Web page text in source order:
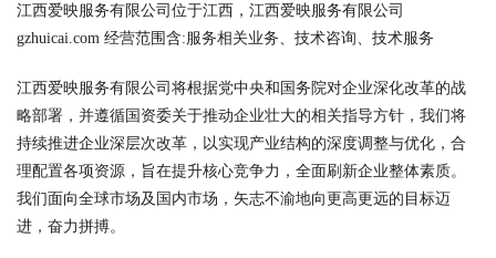
江西爱映服务有限公司位于江西，江西爱映服务有限公司
gzhuicai.com 经营范围含:服务相关业务、技术咨询、技术服务
江西爱映服务有限公司将根据党中央和国务院对企业深化改革的战
略部署，并遵循国资委关于推动企业壮大的相关指导方针，我们将
持续推进企业深层次改革，以实现产业结构的深度调整与优化，合
理配置各项资源，旨在提升核心竞争力，全面刷新企业整体素质。
我们面向全球市场及国内市场，矢志不渝地向更高更远的目标迈
进，奋力拼搏。